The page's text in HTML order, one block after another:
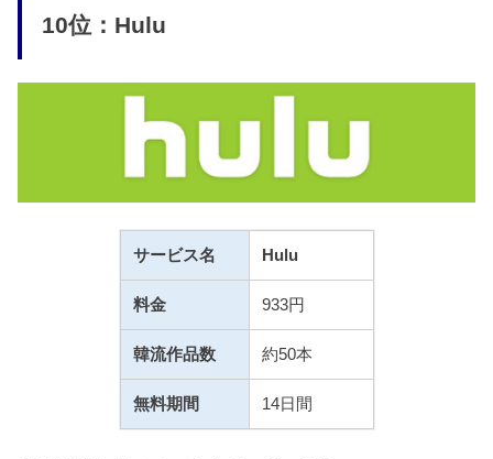
10位：Hulu
サービス名 Hulu
料金 933円
韓流作品数 約50本
無料期間 14日間